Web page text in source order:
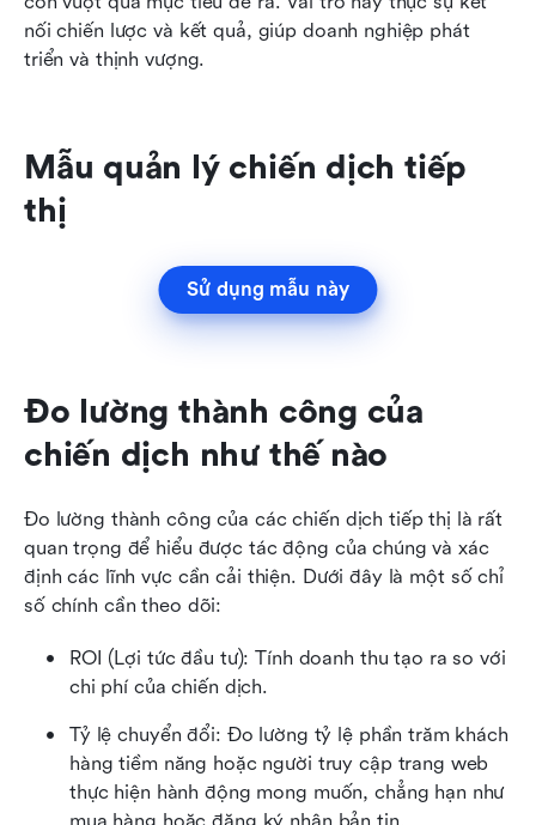
nối chiến lược và kết quả, giúp doanh nghiệp phát
triển và thịnh vượng.
Mẫu quản lý chiến dịch tiếp
thị
Sử dụng mẫu này
Đo lường thành công của
chiến dịch như thế nào
Đo lường thành công của các chiến dịch tiếp thị là rất
quan trọng để hiểu được tác động của chúng và xác
định các lĩnh vực cần cải thiện. Dưới đây là một số chỉ
số chính cần theo dõi:
ROI (Lợi tức đầu tư): Tính doanh thu tạo ra so với
chi phí của chiến dịch.
Tỷ lệ chuyển đổi: Đo lường tỷ lệ phần trăm khách
hàng tiềm năng hoặc người truy cập trang web
thực hiện hành động mong muốn, chẳng hạn như